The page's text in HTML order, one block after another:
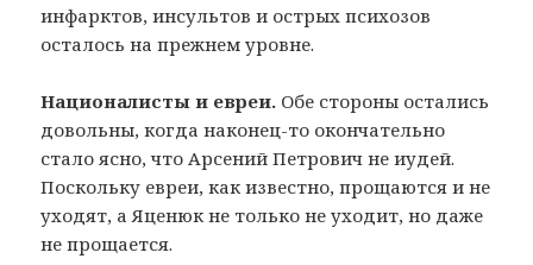
инфарктов, инсультов и острых психозов
осталось на прежнем уровне.
Националисты и евреи. Обе стороны остались
довольны, когда наконец-то окончательно
стало ясно, что Арсений Петрович не иудей.
Поскольку евреи, как известно, прощаются и не
уходят, а Яценюк не только не уходит, но даже
не прощается.